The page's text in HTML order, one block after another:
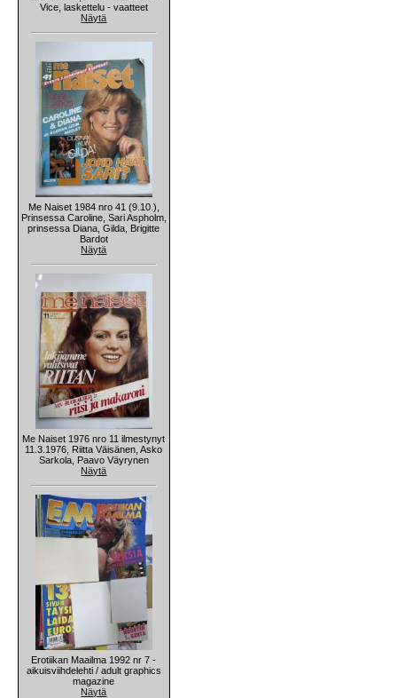
Vice, laskettelu - vaatteet
Näytä
Me Naiset 1984 nro 41 (9.10.),
Prinsessa Caroline, Sari Aspholm,
prinsessa Diana, Gilda, Brigitte
Bardot
Näytä
Me Naiset 1976 nro 11 ilmestynyt
11.3.1976, Riitta Väisänen, Asko
Sarkola, Paavo Väyrynen
Näytä
Erotiikan Maailma 1992 nr 7 -
aikuisviihdelehti / adult graphics
magazine
Näytä